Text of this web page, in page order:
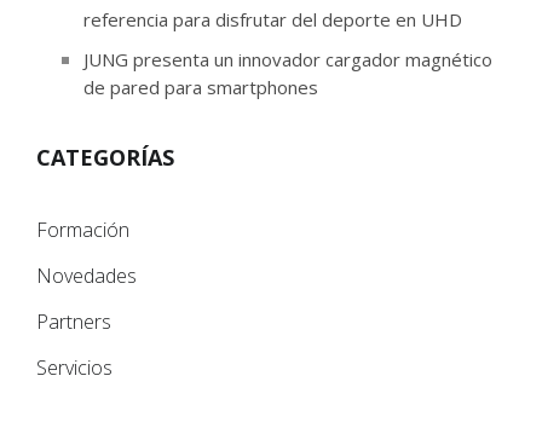
referencia para disfrutar del deporte en UHD
JUNG presenta un innovador cargador magnético
de pared para smartphones
CATEGORÍAS
Formación
Novedades
Partners
Servicios